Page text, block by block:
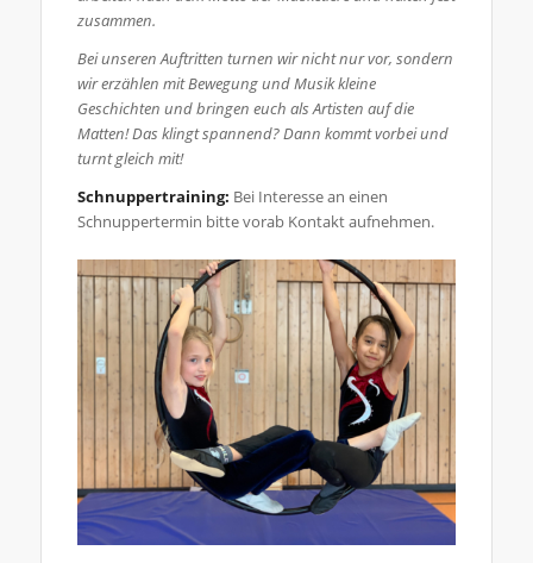
zusammen.
Bei unseren Auftritten turnen wir nicht nur vor, sondern
wir erzählen mit Bewegung und Musik kleine
Geschichten und bringen euch als Artisten auf die
Matten! Das klingt spannend? Dann kommt vorbei und
turnt gleich mit!
Schnuppertraining: Bei Interesse an einen
Schnuppertermin bitte vorab Kontakt aufnehmen.